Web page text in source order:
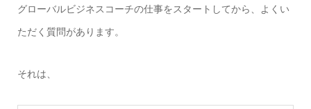
グローバルビジネスコーチの仕事をスタートしてから、よくい
ただく質問があります。
それは、